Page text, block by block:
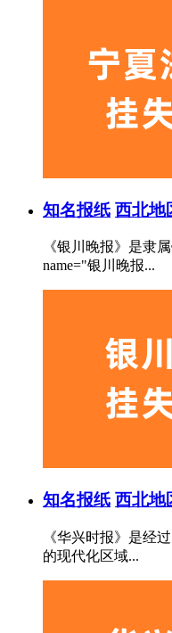
知名报纸 西北地
《银川晚报》是隶
name="银川晚报...
知名报纸 西北地
《华兴时报》是经
的现代化区域...